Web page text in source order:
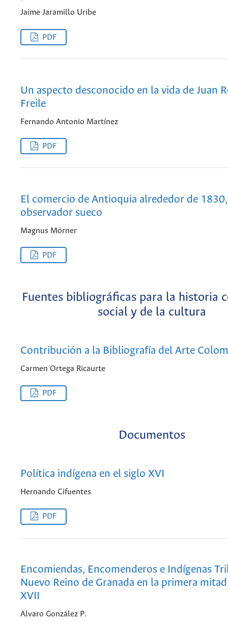
Jaime Jaramillo Uribe
PDF
Un aspecto desconocido en la vida de Juan
Freile
Fernando Antonio Martínez
PDF
El comercio de Antioquia alrededor de
observador sueco
Magnus Mörner
PDF
Fuentes bibliográficas para la historia
social y de la cultura
Contribución a la Bibliografía del Arte
Carmen Ortega Ricaurte
PDF
Documentos
Política indígena en el siglo XVI
Hernando Cifuentes
PDF
Encomiendas, Encomenderos e Indígenas
Nuevo Reino de Granada en la primera
XVII
Alvaro González P.